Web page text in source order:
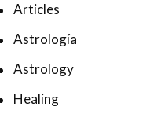
Articles
Astrología
Astrology
Healing